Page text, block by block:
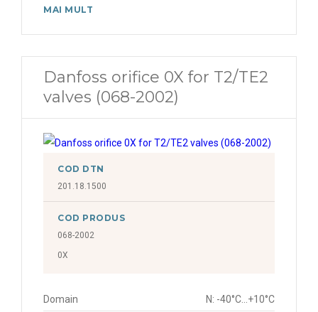
MAI MULT
Danfoss orifice 0X for T2/TE2
valves (068-2002)
COD DTN
201.18.1500
COD PRODUS
068-2002
0X
Domain
N: -40°C...+10°C